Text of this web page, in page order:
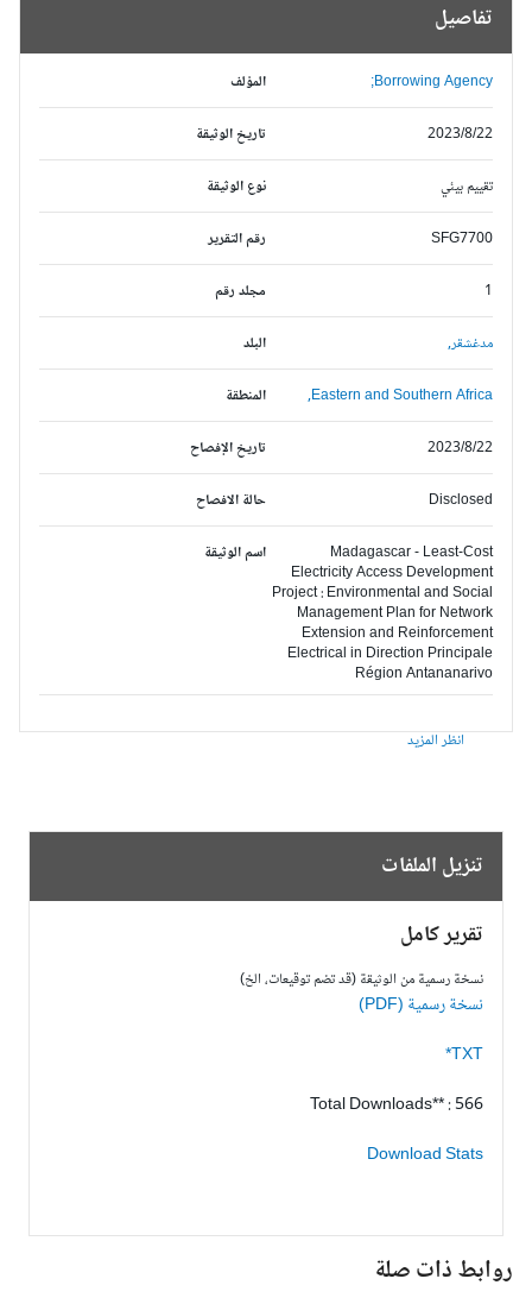
تفاصيل
المؤلف Borrowing Agency;
تاريخ الوثيقة 2023/8/22
نوع الوثيقة تقييم بيئي
رقم التقرير SFG7700
مجلد رقم
البلد مدغشقر,
المنطقة Eastern and Southern Africa,
تاريخ الإفصاح 2023/8/22
حالة الافصاح Disclosed
اسم الوثيقة
Madagascar - Least-Cost
Electricity Access Development
Project : Environmental and Social
Management Plan for Network
Extension and Reinforcement
Electrical in Direction Principale
Région Antananarivo
انظر المزيد
تنزيل الملفات
تقرير كامل
نسخة رسمية من الوثيقة (قد تضم توقيعات، الخ)
نسخة رسمية (PDF)
TXT*
Total Downloads** : 566
Download Stats
روابط ذات صلة